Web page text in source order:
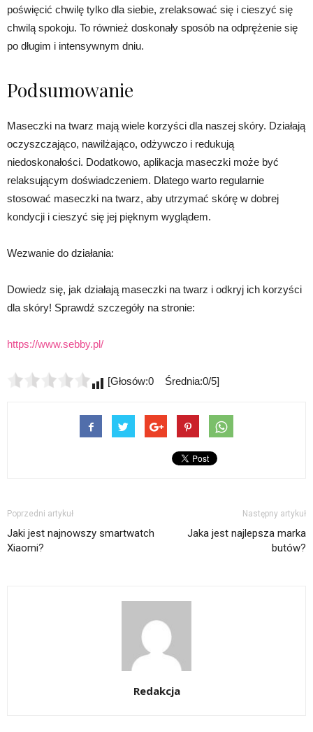
poświęcić chwilę tylko dla siebie, zrelaksować się i cieszyć się
chwilą spokoju. To również doskonały sposób na odprężenie się
po długim i intensywnym dniu.
Podsumowanie
Maseczki na twarz mają wiele korzyści dla naszej skóry. Działają
oczyszczająco, nawilżająco, odżywczo i redukują
niedoskonałości. Dodatkowo, aplikacja maseczki może być
relaksującym doświadczeniem. Dlatego warto regularnie
stosować maseczki na twarz, aby utrzymać skórę w dobrej
kondycji i cieszyć się jej pięknym wyglądem.
Wezwanie do działania:
Dowiedz się, jak działają maseczki na twarz i odkryj ich korzyści
dla skóry! Sprawdź szczegóły na stronie:
https://www.sebby.pl/
[Głosów:0 Średnia:0/5]
Poprzedni artykuł
Jaki jest najnowszy smartwatch
Xiaomi?
Następny artykuł
Jaka jest najlepsza marka
butów?
Redakcja